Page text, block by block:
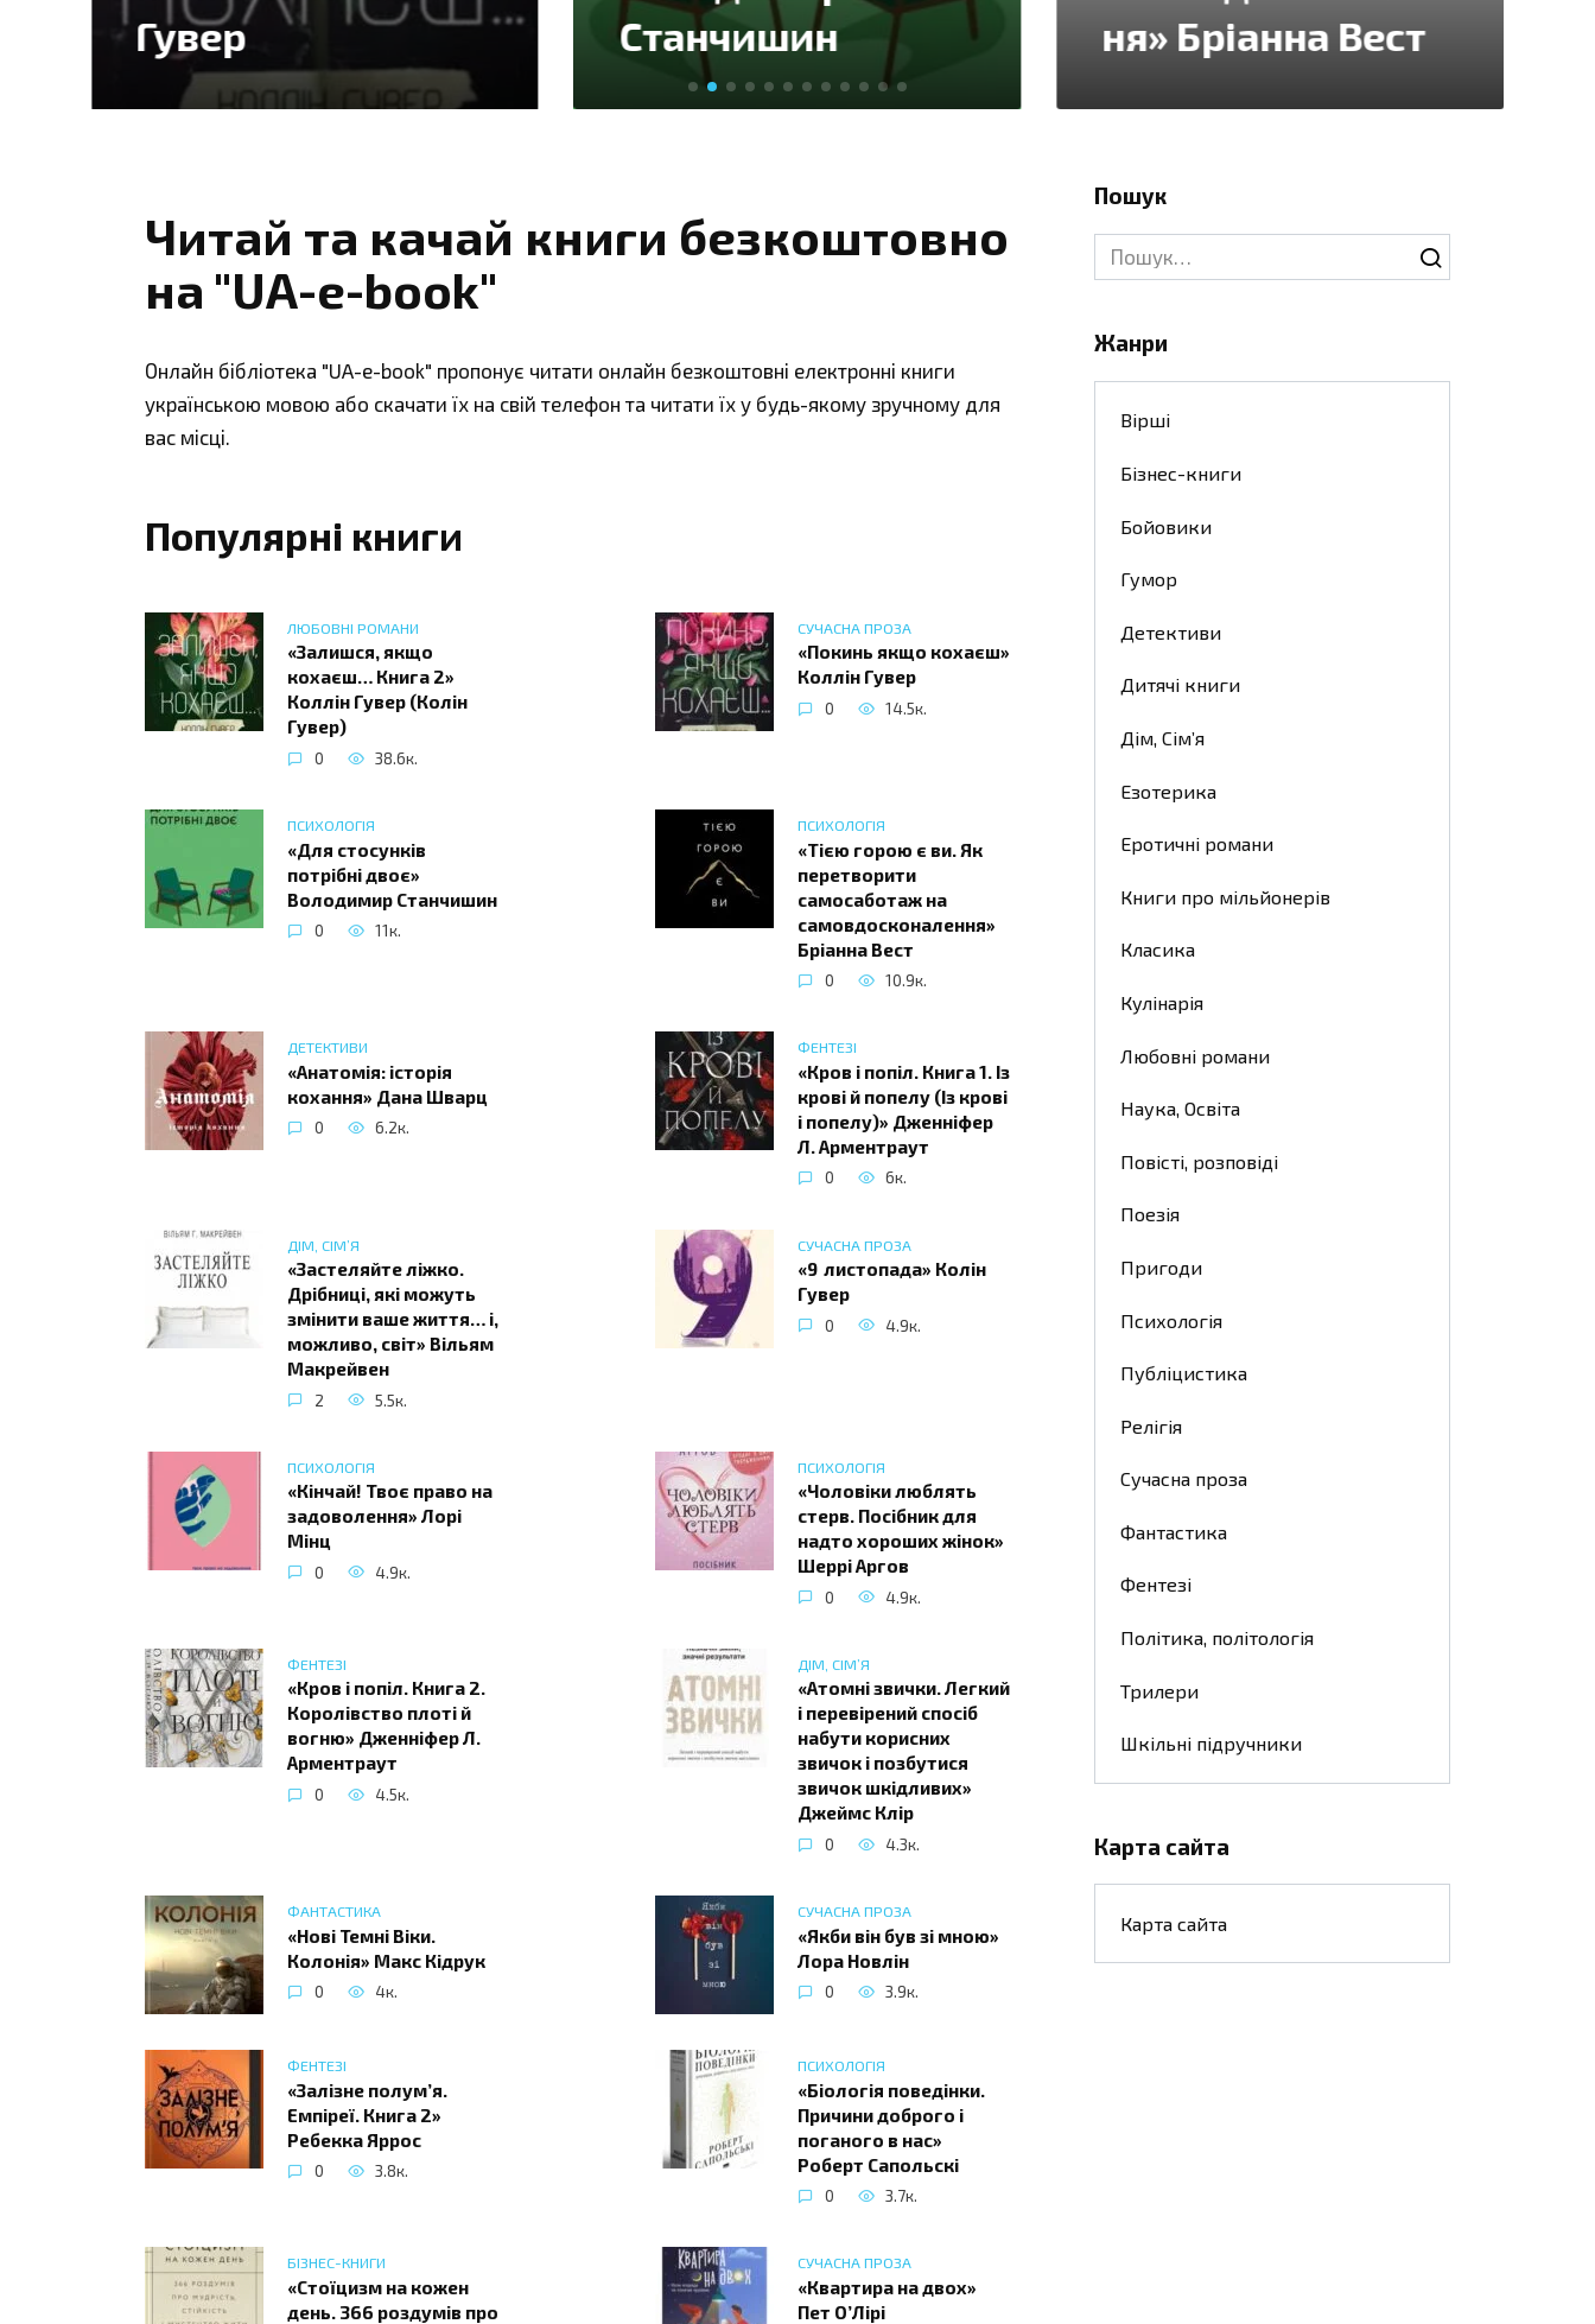
Станчишин
ня» Бріанна Вест
Шварц
Читай та качай книги безкоштовно
на "UA-e-book"
Онлайн бібліотека "UA-e-book" пропонує читати онлайн безкоштовні електронні книги
українською мовою або скачати їх на свій телефон та читати їх у будь-якому зручному для
вас місці.
Популярні книги
ЛЮБОВНІ РОМАНИ
«Залишся, якщо
кохаєш… Книга 2»
Коллін Гувер (Колін
Гувер)
0 38.6к.
СУЧАСНА ПРОЗА
«Покинь якщо кохаєш»
Коллін Гувер
0 14.5к.
ПСИХОЛОГІЯ
«Для стосунків
потрібні двоє»
Володимир Станчишин
0 11к.
ПСИХОЛОГІЯ
«Тією горою є ви. Як
перетворити
самосаботаж на
самовдосконалення»
Бріанна Вест
0 10.9к.
ДЕТЕКТИВИ
«Анатомія: історія
кохання» Дана Шварц
0 6.2к.
ФЕНТЕЗІ
«Кров і попіл. Книга 1. Із
крові й попелу (Із крові
і попелу)» Дженніфер
Л. Арментраут
0 6к.
ДІМ, СІМ’Я
«Застеляйте ліжко.
Дрібниці, які можуть
змінити ваше життя… і,
можливо, світ» Вільям
Макрейвен
2 5.5к.
СУЧАСНА ПРОЗА
«9 листопада» Колін
Гувер
0 4.9к.
ПСИХОЛОГІЯ
«Кінчай! Твоє право на
задоволення» Лорі
Мінц
0 4.9к.
ПСИХОЛОГІЯ
«Чоловіки люблять
стерв. Посібник для
надто хороших жінок»
Шеррі Аргов
0 4.9к.
ФЕНТЕЗІ
«Кров і попіл. Книга 2.
Королівство плоті й
вогню» Дженніфер Л.
Арментраут
0 4.5к.
ДІМ, СІМ’Я
«Атомні звички. Легкий
і перевірений спосіб
набути корисних
звичок і позбутися
звичок шкідливих»
Джеймс Клір
0 4.3к.
ФАНТАСТИКА
«Нові Темні Віки.
Колонія» Макс Кідрук
0 4к.
СУЧАСНА ПРОЗА
«Якби він був зі мною»
Лора Новлін
0 3.9к.
ФЕНТЕЗІ
«Залізне полум’я.
Емпіреї. Книга 2»
Ребекка Яррос
0 3.8к.
ПСИХОЛОГІЯ
«Біологія поведінки.
Причини доброго і
поганого в нас»
Роберт Сапольскі
0 3.7к.
БІЗНЕС-КНИГИ
«Стоїцизм на кожен
день. 366 роздумів про
СУЧАСНА ПРОЗА
«Квартира на двох»
Пет О’Лірі
Пошук
Search
for:
Жанри
Вірші
Бізнес-книги
Бойовики
Гумор
Детективи
Дитячі книги
Дім, Сім’я
Езотерика
Еротичні романи
Книги про мільйонерів
Класика
Кулінарія
Любовні романи
Наука, Освіта
Повісті, розповіді
Поезія
Пригоди
Психологія
Публіцистика
Релігія
Сучасна проза
Фантастика
Фентезі
Політика, політологія
Трилери
Шкільні підручники
Карта сайта
Карта сайта